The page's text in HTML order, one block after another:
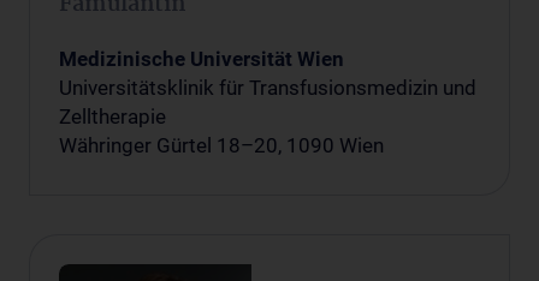
Medizinische Universität Wien
Universitätsklinik für Transfusionsmedizin und
Zelltherapie
Währinger Gürtel 18–20, 1090 Wien